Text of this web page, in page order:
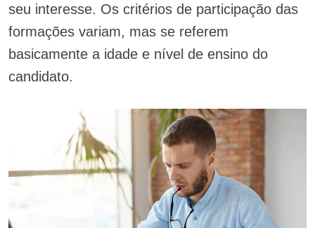
seu interesse. Os critérios de participação das
formações variam, mas se referem
basicamente a idade e nível de ensino do
candidato.